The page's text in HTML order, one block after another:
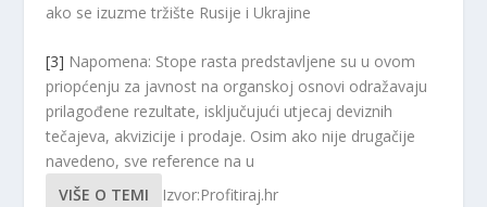
ako se izuzme tržište Rusije i Ukrajine
[3] Napomena: Stope rasta predstavljene su u ovom
priopćenju za javnost na organskoj osnovi odražavaju
prilagođene rezultate, isključujući utjecaj deviznih
tečajeva, akvizicije i prodaje. Osim ako nije drugačije
navedeno, sve reference na u
VIŠE O TEMI
Izvor:Profitiraj.hr